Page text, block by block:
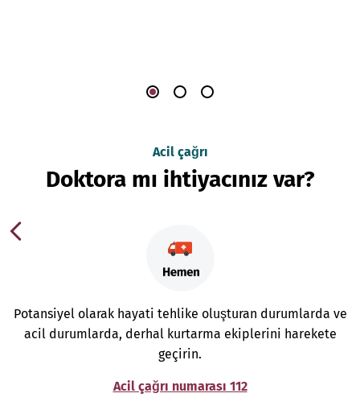
Acil çağrı
Doktora mı ihtiyacınız var?
Potansiyel olarak hayati tehlike oluşturan durumlarda ve
acil durumlarda, derhal kurtarma ekiplerini harekete
geçirin.
Acil çağrı numarası 112